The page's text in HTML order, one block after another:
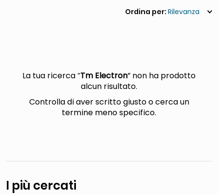
lucidatrice pavimenti
pattumiera raccolta differenziata
asciuga capelli spazzola
Rilevanza
La tua ricerca “Tm Electron” non ha prodotto
alcun risultato.
Controlla di aver scritto giusto o cerca un
termine meno specifico.
I più cercati